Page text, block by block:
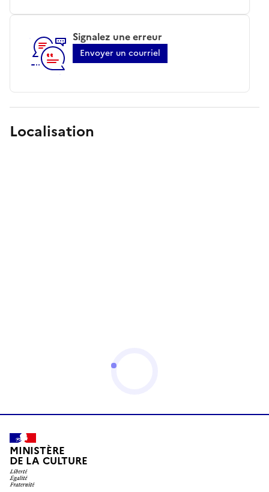
Signalez une erreur
Envoyer un courriel
Localisation
MINISTÈRE
DE LA CULTURE